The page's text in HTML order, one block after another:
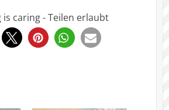
is caring - Teilen erlaubt
5160